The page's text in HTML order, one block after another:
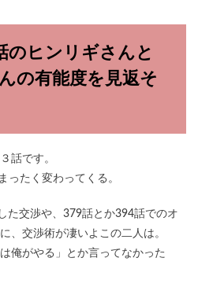
のヒンリギさんと
の有能度を見返そ
話です。
ったく変わってくる。
た交渉や、379話とか394話でのオ
、交渉術が凄いよこの二人は。
俺がやる」とか言ってなかった